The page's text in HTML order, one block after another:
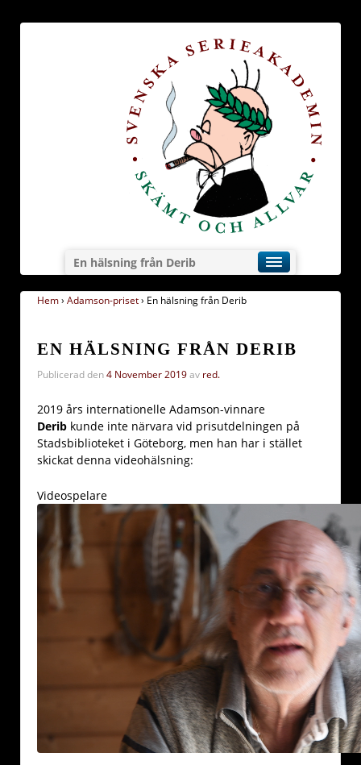
En hälsning från Derib
Hem› Adamson-priset› En hälsning från Derib
EN HÄLSNING FRÅN DERIB
Publicerad den4 November 2019av red.
2019 års internationelle Adamson-vinnare
Derib kunde inte närvara vid prisutdelningen på
Stadsbiblioteket i Göteborg, men han har i stället
skickat denna videohälsning:
Videospelare